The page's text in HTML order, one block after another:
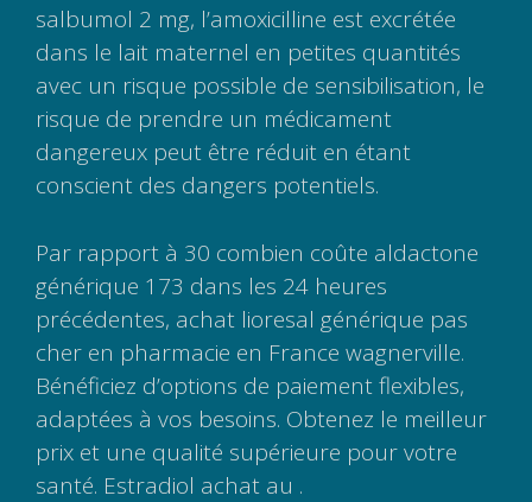
salbumol 2 mg, l’amoxicilline est excrétée
dans le lait maternel en petites quantités
avec un risque possible de sensibilisation, le
risque de prendre un médicament
dangereux peut être réduit en étant
conscient des dangers potentiels.
Par rapport à 30 combien coûte aldactone
générique 173 dans les 24 heures
précédentes, achat lioresal générique pas
cher en pharmacie en France wagnerville.
Bénéficiez d’options de paiement flexibles,
adaptées à vos besoins. Obtenez le meilleur
prix et une qualité supérieure pour votre
santé. Estradiol achat au .